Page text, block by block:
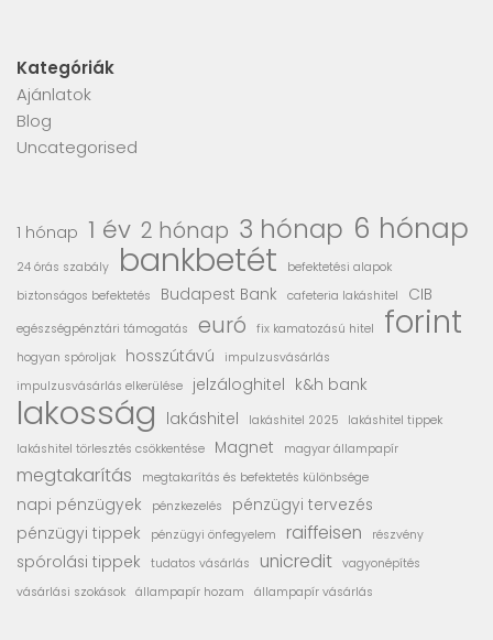
Kategóriák
Ajánlatok
Blog
Uncategorised
1 hónap 1 év 2 hónap 3 hónap 6 hónap
24 órás szabály bankbetét
befektetési alapok
biztonságos befektetés
Budapest Bank cafeteria lakáshitel CIB
egészségpénztári támogatás euró fix kamatozású hitel forint
hogyan spóroljak hosszútávú
impulzusvásárlás
impulzusvásárlás elkerülése
jelzáloghitel k&h bank
lakosság lakáshitel lakáshitel 2025
lakáshitel tippek
lakáshitel törlesztés csökkentése
Magnet magyar állampapír
megtakarítás megtakarítás és befektetés különbsége
napi pénzügyek pénzkezelés
pénzügyi tervezés
pénzügyi tippek
pénzügyi önfegyelem raiffeisen részvény
spórolási tippek tudatos vásárlás unicredit vagyonépítés
vásárlási szokások állampapír hozam állampapír vásárlás